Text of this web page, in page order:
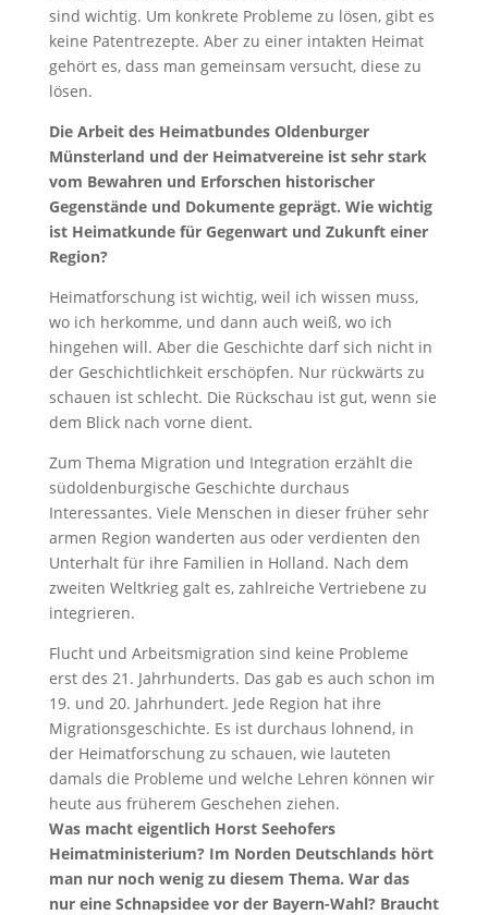
sind wichtig. Um konkrete Probleme zu lösen, gibt es
keine Patentrezepte. Aber zu einer intakten Heimat
gehört es, dass man gemeinsam versucht, diese zu
lösen.
Die Arbeit des Heimatbundes Oldenburger
Münsterland und der Heimatvereine ist sehr stark
vom Bewahren und Erforschen historischer
Gegenstände und Dokumente geprägt. Wie wichtig
ist Heimatkunde für Gegenwart und Zukunft einer
Region?
Heimatforschung ist wichtig, weil ich wissen muss,
wo ich herkomme, und dann auch weiß, wo ich
hingehen will. Aber die Geschichte darf sich nicht in
der Geschichtlichkeit erschöpfen. Nur rückwärts zu
schauen ist schlecht. Die Rückschau ist gut, wenn sie
dem Blick nach vorne dient.
Zum Thema Migration und Integration erzählt die
südoldenburgische Geschichte durchaus
Interessantes. Viele Menschen in dieser früher sehr
armen Region wanderten aus oder verdienten den
Unterhalt für ihre Familien in Holland. Nach dem
zweiten Weltkrieg galt es, zahlreiche Vertriebene zu
integrieren.
Flucht und Arbeitsmigration sind keine Probleme
erst des 21. Jahrhunderts. Das gab es auch schon im
19. und 20. Jahrhundert. Jede Region hat ihre
Migrationsgeschichte. Es ist durchaus lohnend, in
der Heimatforschung zu schauen, wie lauteten
damals die Probleme und welche Lehren können wir
heute aus früherem Geschehen ziehen.
Was macht eigentlich Horst Seehofers
Heimatministerium? Im Norden Deutschlands hört
man nur noch wenig zu diesem Thema. War das
nur eine Schnapsidee vor der Bayern-Wahl? Braucht